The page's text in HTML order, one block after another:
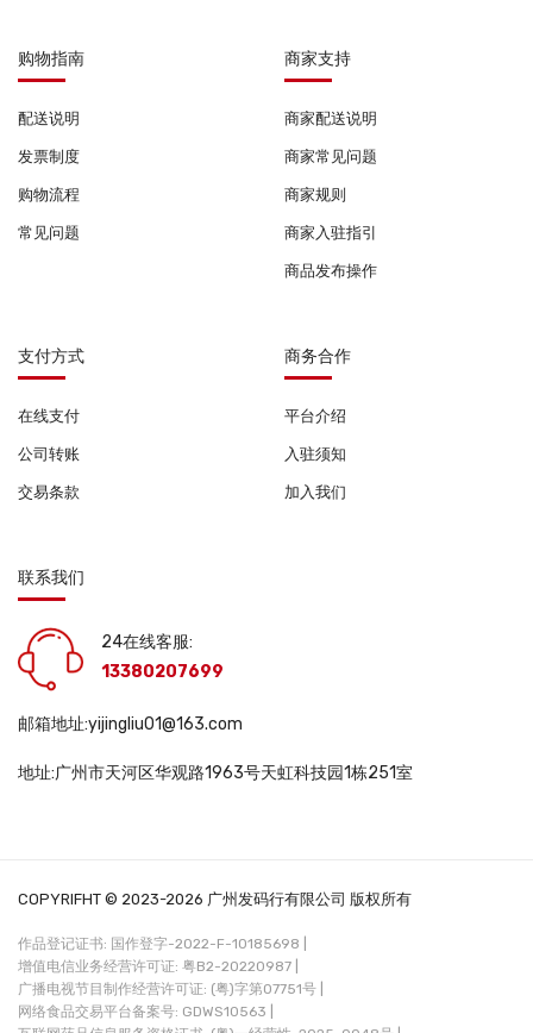
购物指南
配送说明
发票制度
购物流程
常见问题
商家支持
商家配送说明
商家常见问题
商家规则
商家入驻指引
商品发布操作
支付方式
在线支付
公司转账
交易条款
商务合作
平台介绍
入驻须知
加入我们
联系我们
24在线客服:
13380207699
邮箱地址:yijingliu01@163.com
地址:广州市天河区华观路1963号天虹科技园1栋251室
COPYRIFHT © 2023-2026 广州发码行有限公司 版权所有
作品登记证书: 国作登字-2022-F-10185698 |
增值电信业务经营许可证: 粤B2-20220987 |
广播电视节目制作经营许可证: (粤)字第07751号 |
网络食品交易平台备案号: GDWS10563 |